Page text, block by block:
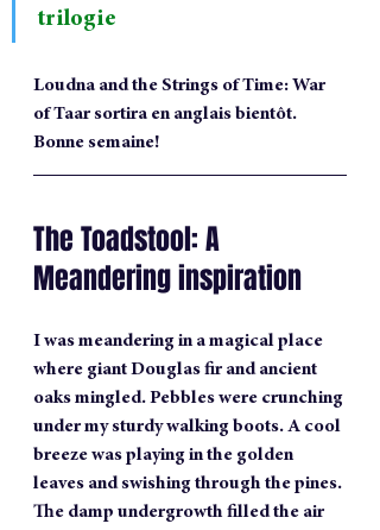
trilogie
Loudna and the Strings of Time: War
of Taar sortira en anglais bientôt.
Bonne semaine!
The Toadstool: A
Meandering inspiration
I was meandering in a magical place
where giant Douglas fir and ancient
oaks mingled. Pebbles were crunching
under my sturdy walking boots. A cool
breeze was playing in the golden
leaves and swishing through the pines.
The damp undergrowth filled the air